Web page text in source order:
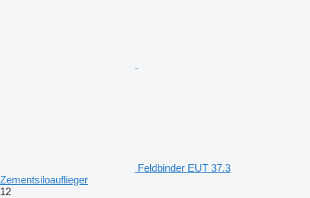
Feldbinder EUT 37.3
Zementsiloauflieger
12